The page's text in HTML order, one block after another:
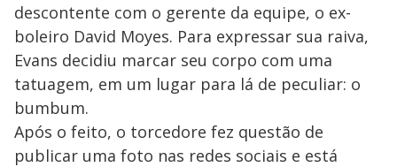
descontente com o gerente da equipe, o ex-
boleiro David Moyes. Para expressar sua raiva,
Evans decidiu marcar seu corpo com uma
tatuagem, em um lugar para lá de peculiar: o
bumbum.
Após o feito, o torcedore fez questão de
publicar uma foto nas redes sociais e está